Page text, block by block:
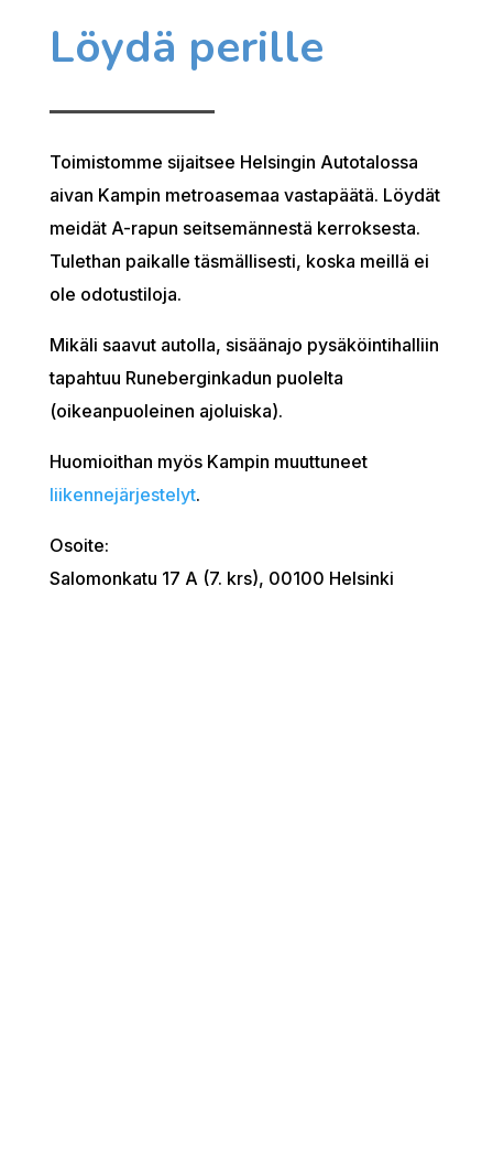
Löydä perille
Toimistomme sijaitsee Helsingin Autotalossa
aivan Kampin metroasemaa vastapäätä. Löydät
meidät A-rapun seitsemännestä kerroksesta.
Tulethan paikalle täsmällisesti, koska meillä ei
ole odotustiloja.
Mikäli saavut autolla, sisäänajo pysäköintihalliin
tapahtuu Runeberginkadun puolelta
(oikeanpuoleinen ajoluiska).
Huomioithan myös Kampin muuttuneet
liikennejärjestelyt.
Osoite:
Salomonkatu 17 A (7. krs), 00100 Helsinki